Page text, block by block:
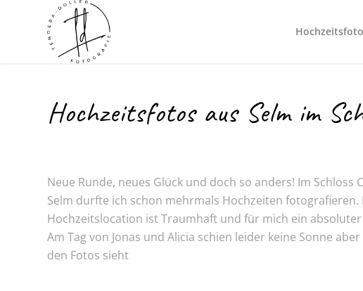
Hochzeitsfotos aus Selm im
Neue Runde, neues Glück und doch so anders! Im Schloss
Selm durfte ich schon mehrmals Hochzeiten fotografieren.
Hochzeitslocation ist Traumhaft und für mich ein
Am Tag von Jonas und Alicia schien leider keine Sonne
den Fotos sieht